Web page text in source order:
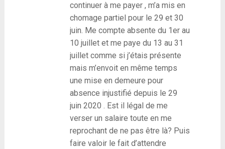
continuer à me payer , m’a mis en
chomage partiel pour le 29 et 30
juin. Me compte absente du 1er au
10 juillet et me paye du 13 au 31
juillet comme si j’étais présente
mais m’envoit en même temps
une mise en demeure pour
absence injustifié depuis le 29
juin 2020 . Est il légal de me
verser un salaire toute en me
reprochant de ne pas être là? Puis
faire valoir le fait d’attendre